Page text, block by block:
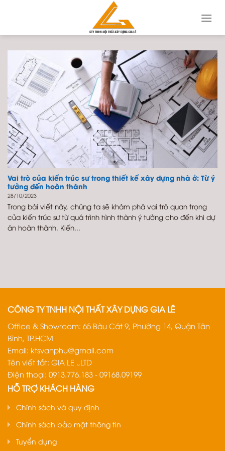
Vai trò của kiến trúc sư trong thiết kế xây dựng nhà ở: Từ ý
tưởng đến hoàn thành
28/10/2023
Trong bài viết này, chúng ta sẽ khám phá vai trò quan trọng
của kiến trúc sư từ quá trình hình thành ý tưởng cho đến khi dự
án hoàn thành. Kiến...
CÔNG TY TNHH NỘI THẤT XÂY DỰNG GIA LÊ
Office & Showroom: 65 Bàu Cát 9, Phường 14, Quận Tân
Bình, TP.HCM
Email: ktsvanphu@gmail.com
Tên viết tắt: GIA LE .,LTD
Điện thoại: 0913.776.183 - 09168.09199
HỖ TRỢ KHÁCH HÀNG
Chính sách và quy định
Chính sách bảo mật thông tin
Tuyển dụng